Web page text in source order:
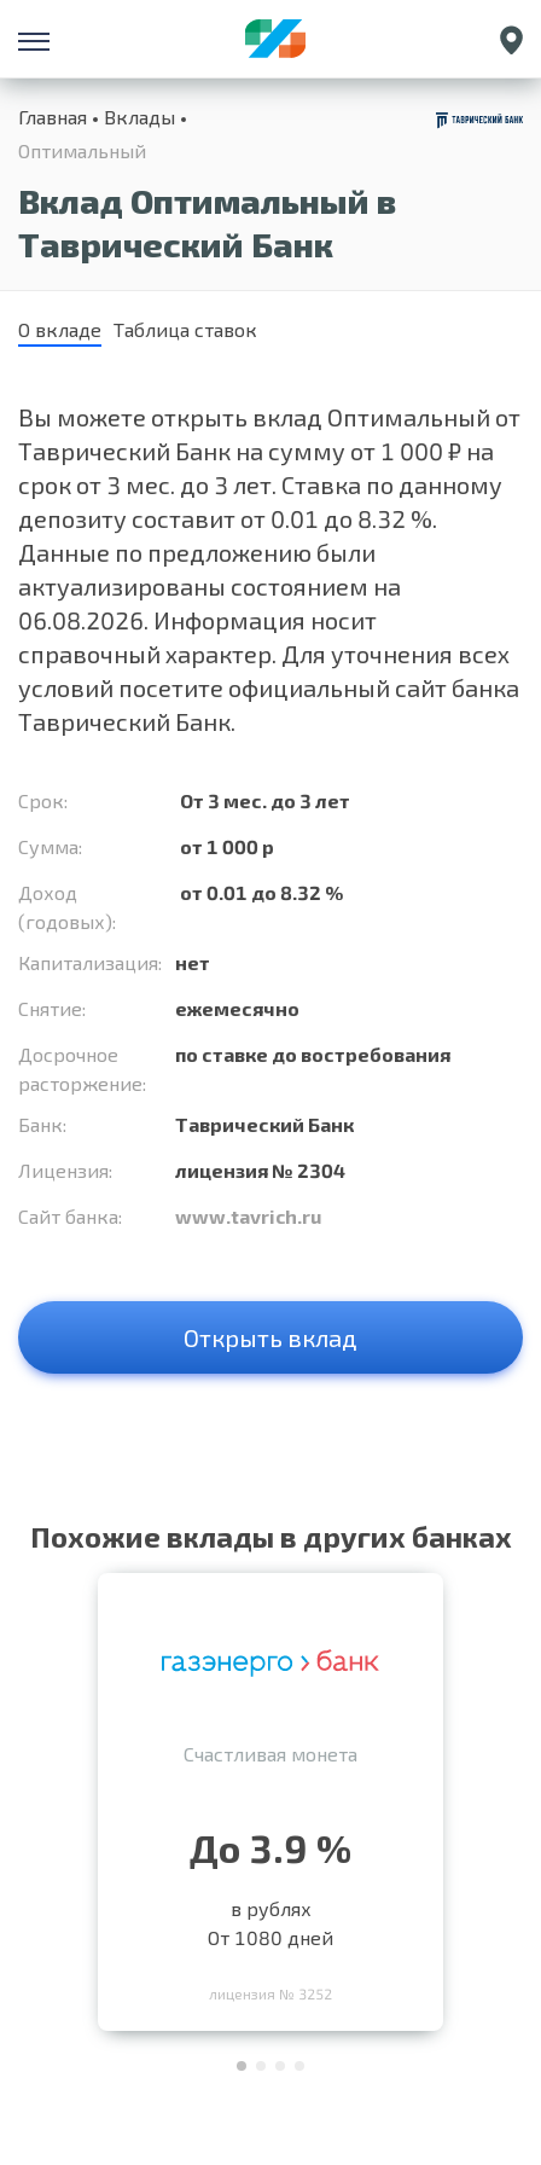
Санкт-Петербург
Екатеринбург
Нижний Новгород
Главная
Вклады
Оптимальный
Вклад Оптимальный в
Таврический Банк
О вкладе Таблица ставок
Вы можете открыть вклад Оптимальный от
Таврический Банк на сумму от 1 000 ₽ на
срок от 3 мес. до 3 лет. Ставка по данному
депозиту составит от 0.01 до 8.32 %.
Данные по предложению были
актуализированы состоянием на
06.08.2026. Информация носит
справочный характер. Для уточнения всех
условий посетите официальный сайт банка
Таврический Банк.
Срок:
От 3 мес. до 3 лет
Сумма:
от 1 000 р
Доход
(годовых):
от 0.01 до 8.32 %
Капитализация:
нет
Снятие:
ежемесячно
Досрочное
расторжение:
по ставке до востребования
Банк:
Таврический Банк
Лицензия:
лицензия № 2304
Сайт банка:
www.tavrich.ru
Открыть вклад
Похожие вклады в других банках
Счастливая монета
До 3.9 %
в рублях
От 1080 дней
лицензия № 3252